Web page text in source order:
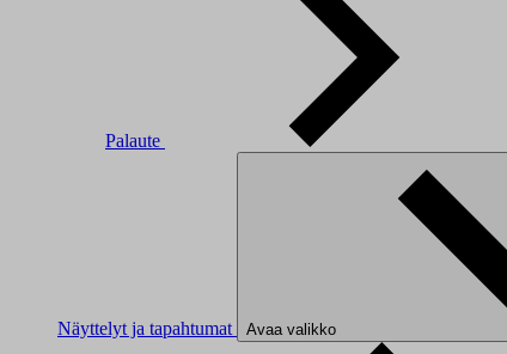
Palaute
Näyttelyt ja tapahtumat Avaa valikko